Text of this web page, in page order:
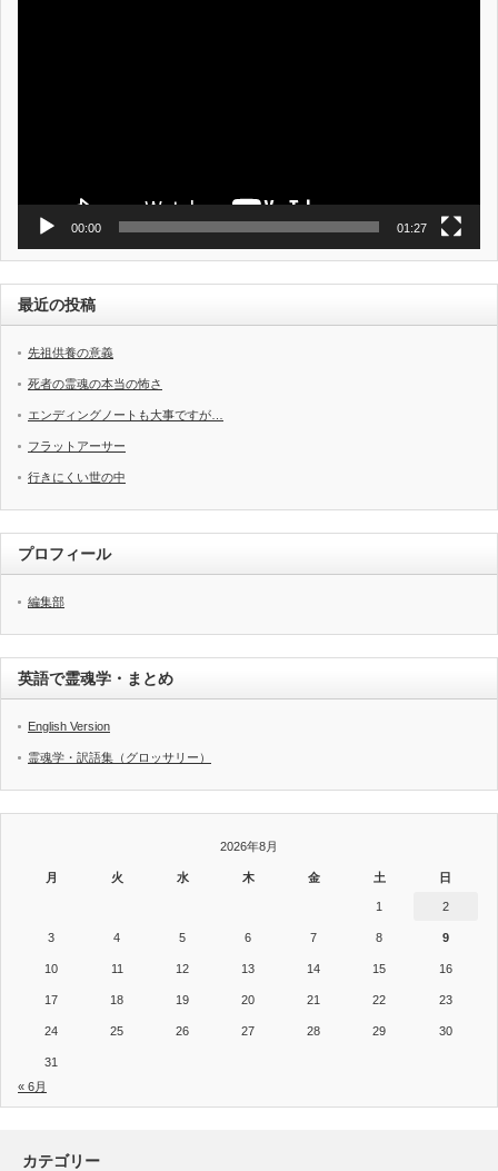
00:00 01:27
最近の投稿
先祖供養の意義
死者の霊魂の本当の怖さ
エンディングノートも大事ですが…
フラットアーサー
行きにくい世の中
プロフィール
編集部
英語で霊魂学・まとめ
English Version
霊魂学・訳語集（グロッサリー）
2026年8月
月 火 水 木 金 土 日
1 2
3 4 5 6 7 8 9
10 11 12 13 14 15 16
17 18 19 20 21 22 23
24 25 26 27 28 29 30
31
« 6月
カテゴリー